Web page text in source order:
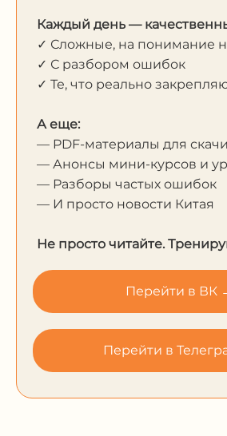
Каждый день —
✓ Сложные, на понимание
✓ С разбором ошибок
✓ Те, что реально
А еще:
— PDF-материалы для
— Анонсы мини-курсов и
— Разборы частых ошибок
— И просто новости Китая
Не просто читайте.
Перейти в ВК
Перейти в